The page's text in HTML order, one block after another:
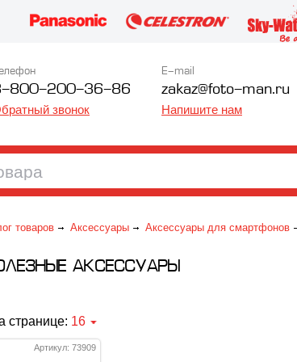
800-200-36-86
звонок
E-mail
zakaz@foto-man.ru
Напишите нам
товаров Аксессуары Аксессуары для смартфонов
АКСЕССУАРЫ
странице: 16
Артикул: 73909